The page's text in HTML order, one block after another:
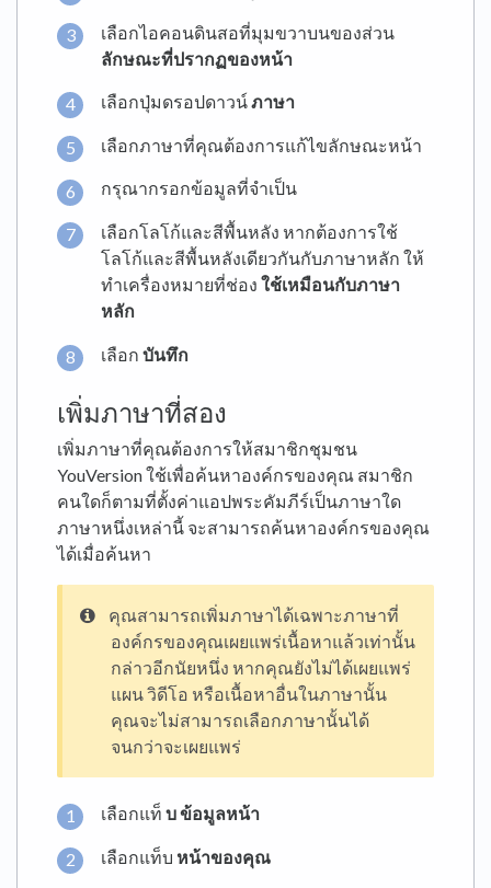
เลือกไอคอนดินสอที่มุมขวาบนของส่วน
ลักษณะที่ปรากฏของหน้า
เลือกปุ่มดรอปดาวน์ภาษา
เลือกภาษาที่คุณต้องการแก้ไขลักษณะหน้า
กรุณากรอกข้อมูลที่จำเป็น
เลือกโลโก้และสีพื้นหลัง หากต้องการใช้
โลโก้และสีพื้นหลังเดียวกันกับภาษาหลัก ให้
ทำเครื่องหมายที่ช่อง ใช้เหมือนกับภาษา
หลัก
เลือก บันทึก
เพิ่มภาษาที่สอง
เพิ่มภาษาที่คุณต้องการให้สมาชิกชุมชน
YouVersion ใช้เพื่อค้นหาองค์กรของคุณ สมาชิก
คนใดก็ตามที่ตั้งค่าแอปพระคัมภีร์เป็นภาษาใด
ภาษาหนึ่งเหล่านี้ จะสามารถค้นหาองค์กรของคุณ
ได้เมื่อค้นหา
คุณสามารถเพิ่มภาษาได้เฉพาะภาษาที่
องค์กรของคุณเผยแพร่เนื้อหาแล้วเท่านั้น
กล่าวอีกนัยหนึ่ง หากคุณยังไม่ได้เผยแพร่
แผน วิดีโอ หรือเนื้อหาอื่นในภาษานั้น
คุณจะไม่สามารถเลือกภาษานั้นได้
จนกว่าจะเผยแพร่
เลือกแท็ บข้อมูลหน้า
เลือกแท็บ หน้าของคุณ